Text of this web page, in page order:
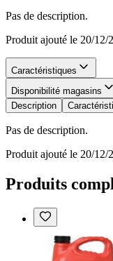
Pas de description.
Produit ajouté le 20/12/
Caractéristiques
Disponibilité magasins
Description
Pas de description.
Produit ajouté le 20/12/
Produits